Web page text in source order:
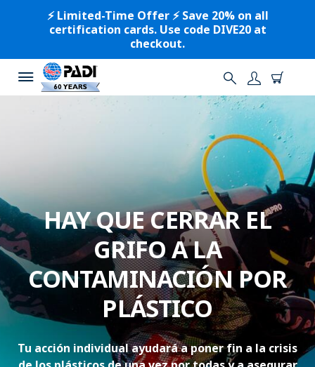
⚡️ Limited-Time Offer ⚡️ Save 20% on all
certification cards. Use code DIVE20 at
checkout.
HAY QUE CERRAR EL
GRIFO A LA
CONTAMINACIÓN POR
PLÁSTICO
Tu acción individual ayudará a poner fin a la crisis